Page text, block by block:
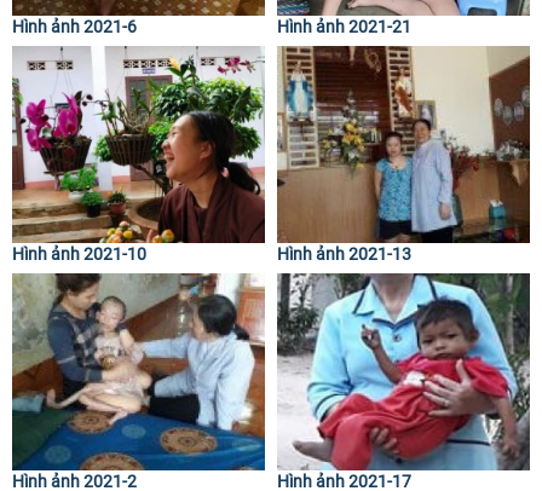
Hình ảnh 2021-6 Hình ảnh 2021-21
Hình ảnh 2021-10 Hình ảnh 2021-13
Hình ảnh 2021-2 Hình ảnh 2021-17